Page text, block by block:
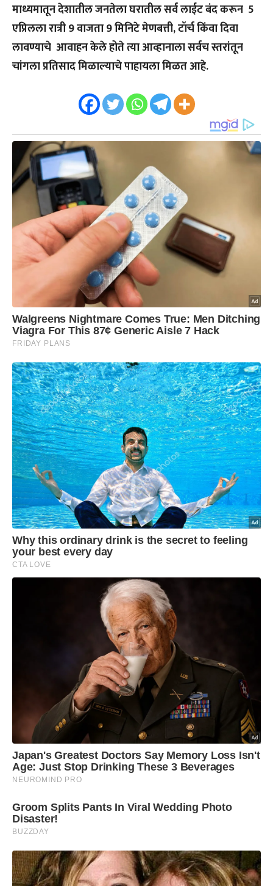
माध्यमातून देशातील जनतेला घरातील सर्व लाईट बंद करून 5
एप्रिलला रात्री 9 वाजता 9 मिनिटे मेणबत्ती, टॉर्च किंवा दिवा
लावण्याचे आवाहन केले होते त्या आव्हानाला सर्वच स्तरांतून
चांगला प्रतिसाद मिळाल्याचे पाहायला मिळत आहे.